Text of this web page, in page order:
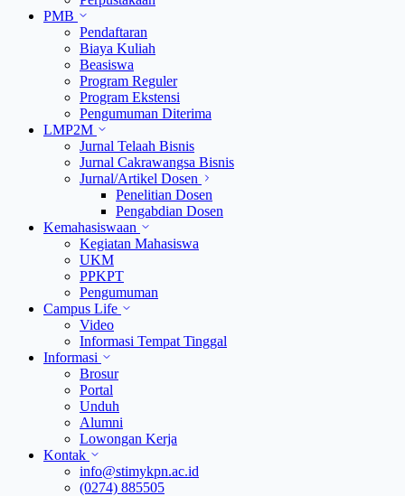
PMB
Pendaftaran
Biaya Kuliah
Beasiswa
Program Reguler
Program Ekstensi
Pengumuman Diterima
LMP2M
Jurnal Telaah Bisnis
Jurnal Cakrawangsa Bisnis
Jurnal/Artikel Dosen
Penelitian Dosen
Pengabdian Dosen
Kemahasiswaan
Kegiatan Mahasiswa
UKM
PPKPT
Pengumuman
Campus Life
Video
Informasi Tempat Tinggal
Informasi
Brosur
Portal
Unduh
Alumni
Lowongan Kerja
Kontak
info@stimykpn.ac.id
(0274) 885505